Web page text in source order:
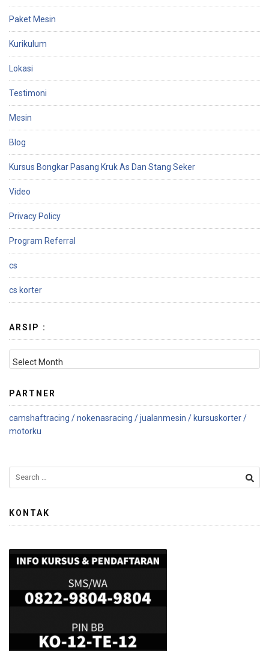
Paket Mesin
Kurikulum
Lokasi
Testimoni
Mesin
Blog
Kursus Bongkar Pasang Kruk As Dan Stang Seker
Video
Privacy Policy
Program Referral
cs
cs korter
ARSIP :
PARTNER
camshaftracing /nokenasracing /jualanmesin / kursuskorter /
motorku
KONTAK